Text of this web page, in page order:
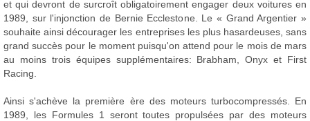
et qui devront de surcroît obligatoirement engager deux voitures en
1989, sur l'injonction de Bernie Ecclestone. Le « Grand Argentier »
souhaite ainsi décourager les entreprises les plus hasardeuses, sans
grand succès pour le moment puisqu'on attend pour le mois de mars
au moins trois équipes supplémentaires: Brabham, Onyx et First
Racing.
Ainsi s'achève la première ère des moteurs turbocompressés. En
1989, les Formules 1 seront toutes propulsées par des moteurs